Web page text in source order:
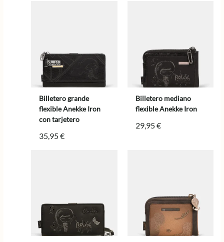
Billetero grande
flexible Anekke Iron
con tarjetero
35,95€
Billetero mediano
flexible Anekke Iron
29,95€